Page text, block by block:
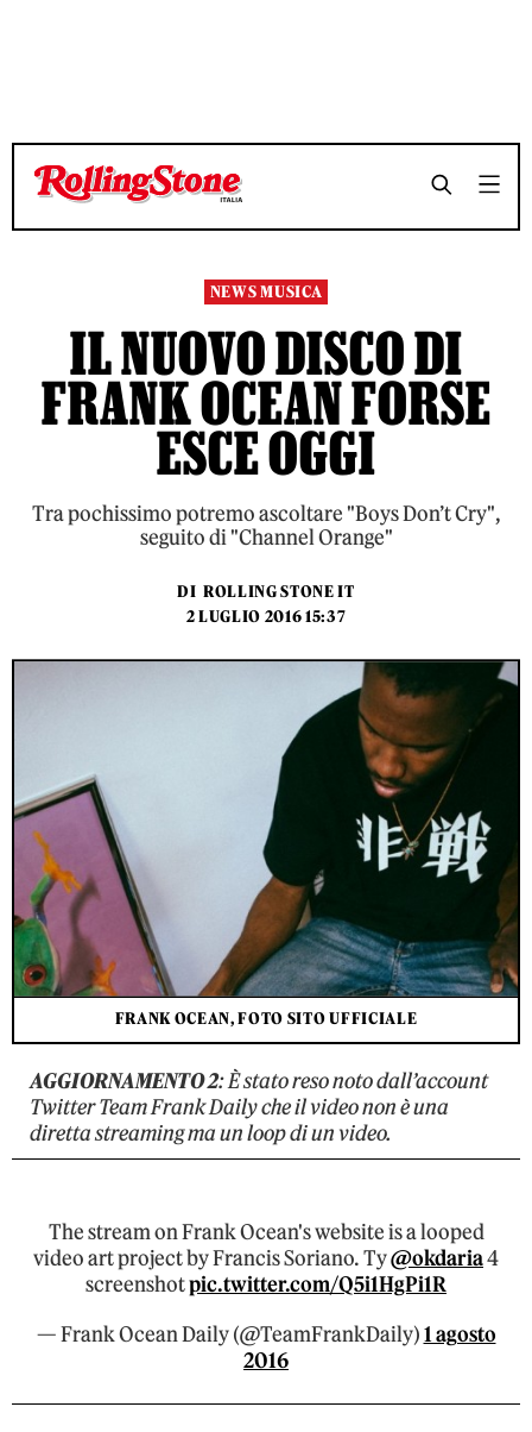
TEMPO DI LETTURA 3 MINUTI SHARE
TEMPO DI LETTURA 3 MINUTI SHARE
NEWS MUSICA
IL NUOVO DISCO DI
FRANK OCEAN FORSE
ESCE OGGI
Tra pochissimo potremo ascoltare "Boys Don’t Cry",
seguito di "Channel Orange"
DI ROLLING STONE IT
2 LUGLIO 2016 15:37
FRANK OCEAN, FOTO SITO UFFICIALE
AGGIORNAMENTO 2: È stato reso noto dall’account
Twitter Team Frank Daily che il video non è una
diretta streaming ma un loop di un video.
The stream on Frank Ocean's website is a looped
video art project by Francis Soriano. Ty@okdaria4
screenshotpic.twitter.com/Q5i1HgPi1R
— Frank Ocean Daily (@TeamFrankDaily)1 agosto
2016